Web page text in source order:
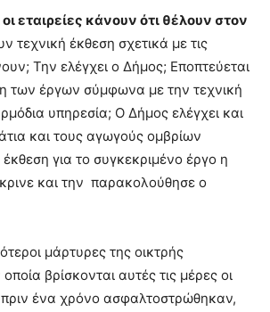
εταιρείες κάνουν ότι θέλουν στον
τεχνική έκθεση σχετικά με τις
Την ελέγχει ο Δήμος; Εποπτεύεται
των έργων σύμφωνα με την τεχνική
υπηρεσία; Ο Δήμος ελέγχει και
και τους αγωγούς ομβρίων
για το συγκεκριμένο έργο η
και την παρακολούθησε ο
μάρτυρες της οικτρής
βρίσκονται αυτές τις μέρες οι
πριν ένα χρόνο ασφαλτοστρώθηκαν,